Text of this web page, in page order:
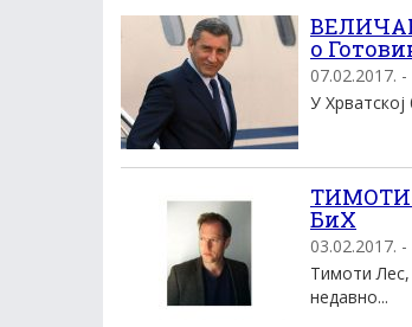
о
07.02.2017. -
У
ТИМОТИ
БиХ
03.02.2017. -
Тимоти Лес,
недавно...